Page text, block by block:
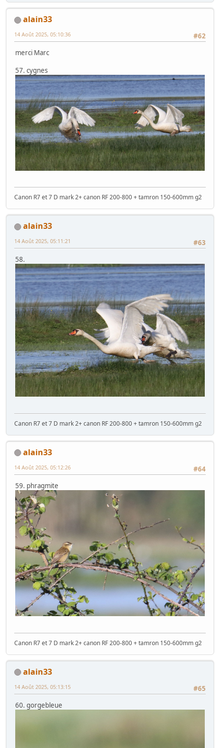
alain33
#62
14 Août 2025, 05:10:36
merci Marc
57. cygnes
Canon R7 et 7 D mark 2+ canon RF 200-800 + tamron 150-600mm g2
alain33
#63
14 Août 2025, 05:11:21
58.
Canon R7 et 7 D mark 2+ canon RF 200-800 + tamron 150-600mm g2
alain33
#64
14 Août 2025, 05:12:26
59. phragmite
Canon R7 et 7 D mark 2+ canon RF 200-800 + tamron 150-600mm g2
alain33
#65
14 Août 2025, 05:13:15
60. gorgebleue